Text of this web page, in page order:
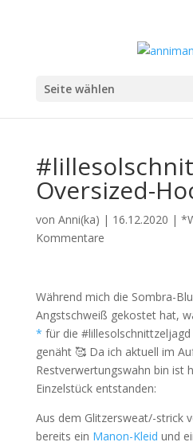
Seite wählen
Oversized-
von Anni(ka) | 16.12.2020 |
Kommentare
Während mich die Sombra-
Angstschweiß gekostet hat,
* für die
genäht 🥰 Da ich aktuell im
Restverwertungswahn bin ist
Einzelstück entstanden:
Aus dem Glitzersweat/-strick
bereits ein Manon-Kleid und